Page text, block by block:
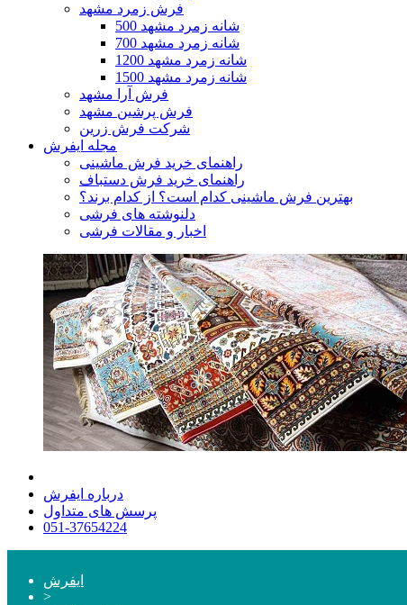
فرش زمرد مشهد
500 شانه زمرد مشهد
700 شانه زمرد مشهد
1200 شانه زمرد مشهد
1500 شانه زمرد مشهد
فرش آرا مشهد
فرش پرشین مشهد
شرکت فرش زرین
مجله ایفرش
راهنمای خرید فرش ماشینی
راهنمای خرید فرش دستباف
بهترین فرش ماشینی کدام است؟ از کدام برند؟
دلنوشته های فرشی
اخبار و مقالات فرشی
درباره ایفرش
پرسش های متداول
051-37654224
ایفرش
>